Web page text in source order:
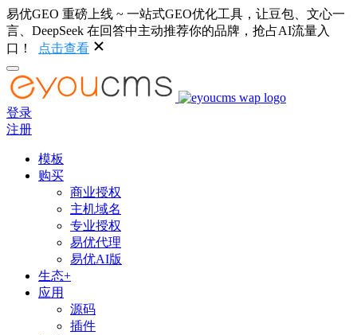
易优GEO 重磅上线 ~ 一站式GEO优化工具，让豆包、文心一
言、DeepSeek 在回答中主动推荐你的品牌，抢占AI流量入
口！
点击查看
登录
注册
模板
购买
商业授权
主机域名
专业授权
易优代理
易优AI版
生态+
应用
源码
插件